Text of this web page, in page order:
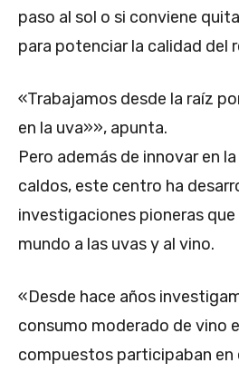
paso al sol o si conviene
para potenciar la calidad del
«Trabajamos desde la raíz
en la uva»», apunta.
Pero además de innovar en
caldos, este centro ha
investigaciones pioneras que
mundo a las uvas y al vino.
«Desde hace años
consumo moderado de vino
compuestos participaban en